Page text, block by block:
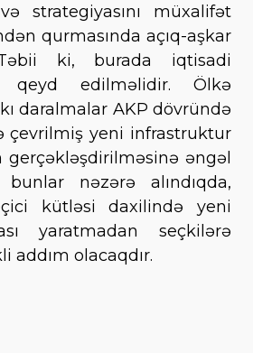
strategiyasını müxalifət
qurmasında açıq-aşkar
ki, burada iqtisadi
qeyd edilməlidir. Ölkə
daralmalar AKP dövründə
çevrilmiş yeni infrastruktur
gerçəkləşdirilməsinə əngəl
nəzərə alındıqda,
kütləsi daxilində yeni
yaratmadan seçkilərə
addım olacaqdır.